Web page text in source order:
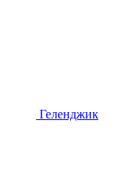
Геленджик